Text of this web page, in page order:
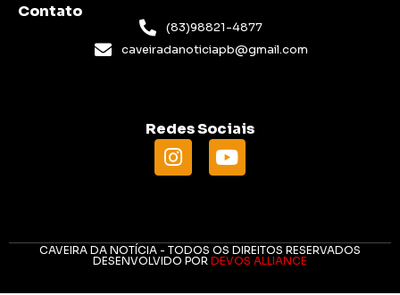
Contato
(83)98821-4877
caveiradanoticiapb@gmail.com
Redes Sociais
CAVEIRA DA NOTÍCIA - TODOS OS DIREITOS RESERVADOS
DESENVOLVIDO POR DEVOS ALLIANCE